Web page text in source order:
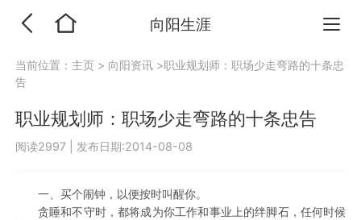
向阳生涯
当前位置： 主页 > 向阳资讯 >职业规划师：职场少走弯路的十条忠
告
职业规划师：职场少走弯路的十条忠告
阅读2997 发布日期:2014-08-08
一、买个闹钟，以便按时叫醒你。
贪睡和不守时，都将成为你工作和事业上的绊脚石，任何时候